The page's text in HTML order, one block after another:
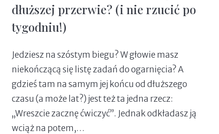
dłuższej przerwie? (i nie rzucić po
tygodniu!)
Jedziesz na szóstym biegu? W głowie masz
niekończącą się listę zadań do ogarnięcia? A
gdzieś tam na samym jej końcu od dłuższego
czasu (a może lat?) jest też ta jedna rzecz:
„Wreszcie zacznę ćwiczyć”. Jednak odkładasz ją
wciąż na potem,…